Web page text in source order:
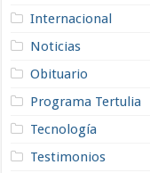
Internacional
Noticias
Obituario
Programa Tertulia
Tecnología
Testimonios